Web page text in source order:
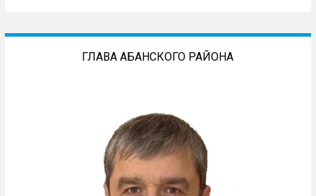
ГЛАВА АБАНСКОГО РАЙОНА